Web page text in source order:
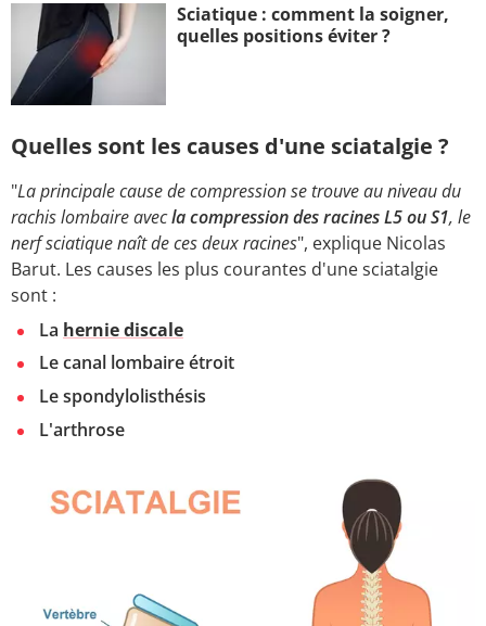
Sciatique : comment la soigner,
quelles positions éviter ?
Quelles sont les causes d'une sciatalgie ?
"La principale cause de compression se trouve au niveau du
rachis lombaire avecla compression des racines L5 ou S1, le
nerf sciatique naît de ces deux racines", explique Nicolas
Barut. Les causes les plus courantes d'une sciatalgie
sont :
La hernie discale
Le canal lombaire étroit
Le spondylolisthésis
L'arthrose